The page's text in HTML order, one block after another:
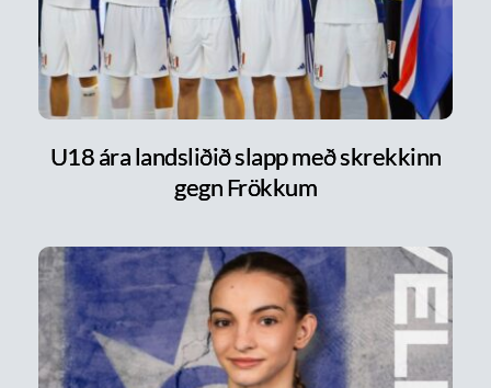
U18 ára landsliðið slapp með skrekkinn
gegn Frökkum